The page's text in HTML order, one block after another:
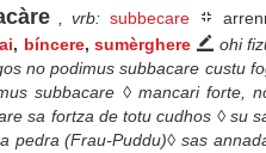
, vrb: subbecare
, bíncere,sumèrghere
ohi
no podimus subbacare custu
subbacare ◊ mancari forte,
sa fortza de totu cudhos ◊ su
pedra (Frau-Puddu)◊ sas